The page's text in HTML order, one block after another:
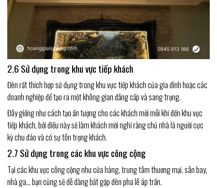
2.6 Sử dụng trong khu vực tiếp khách
Đèn rất thích hợp sử dụng trong khu vực tiếp khách của gia đình hoặc các
doanh nghiệp để tạo ra một không gian đẳng cấp và sang trọng.
Đây giống như cách tạo ấn tượng cho các khách mời mỗi khi đến khu vực
tiếp khách, bởi điều này sẽ làm khách mời nghĩ rằng chủ nhà là người cực
kỳ chu đáo và có sự tôn trọng khách.
2.7 Sử dụng trong các khu vực công cộng
Tại các khu vực công cộng như cửa hàng, trung tâm thương mại, sân bay,
nhà ga… bạn cũng sẽ dễ dàng bắt gặp đèn pha lê áp trần.